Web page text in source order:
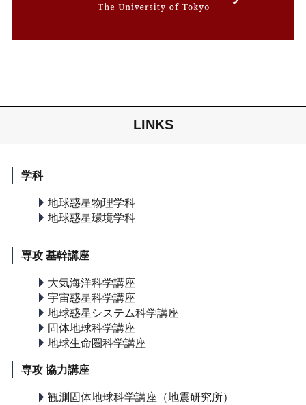
LINKS
学科
地球惑星物理学科
地球惑星環境学科
専攻 基幹講座
大気海洋科学講座
宇宙惑星科学講座
地球惑星システム科学講座
固体地球科学講座
地球生命圏科学講座
専攻 協力講座
観測固体地球科学講座（地震研究所）